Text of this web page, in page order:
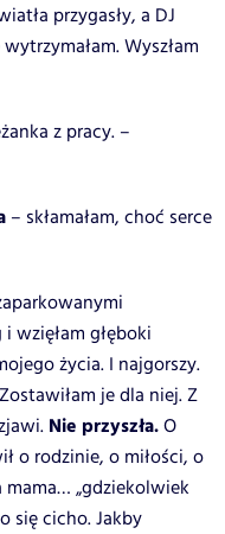
przygasły, a DJ
Wyszłam
z pracy. –
– skłamałam, choć serce
wzięłam głęboki
życia. I najgorszy.
je dla niej. Z
Nie przyszła.O
o rodzinie, o miłości, o
„gdziekolwiek
się cicho. Jakby